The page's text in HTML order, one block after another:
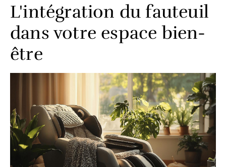
L'intégration du fauteuil
dans votre espace bien-
être